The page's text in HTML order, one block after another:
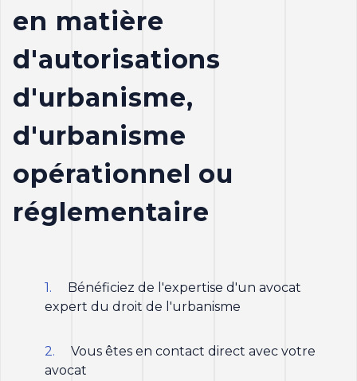
en matière
d'autorisations
d'urbanisme,
d'urbanisme
opérationnel ou
réglementaire
Bénéficiez de l'expertise d'un avocat
expert du droit de l'urbanisme
Vous êtes en contact direct avec votre
avocat